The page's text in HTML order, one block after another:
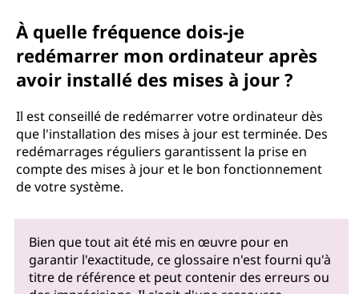
À quelle fréquence dois-je
redémarrer mon ordinateur après
avoir installé des mises à jour ?
Il est conseillé de redémarrer votre ordinateur dès
que l'installation des mises à jour est terminée. Des
redémarrages réguliers garantissent la prise en
compte des mises à jour et le bon fonctionnement
de votre système.
Bien que tout ait été mis en œuvre pour en
garantir l'exactitude, ce glossaire n'est fourni qu'à
titre de référence et peut contenir des erreurs ou